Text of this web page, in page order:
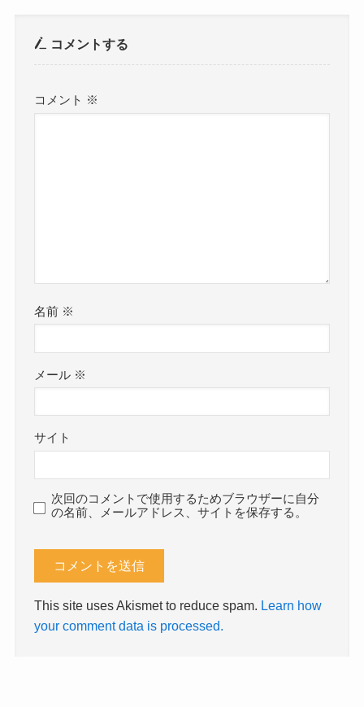
コメントする
コメント ※
名前 ※
メール ※
サイト
次回のコメントで使用するためブラウザーに自分
の名前、メールアドレス、サイトを保存する。
This site uses Akismet to reduce spam. Learn how
your comment data is processed.